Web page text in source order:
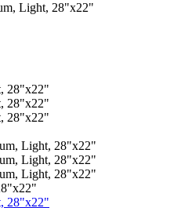
Light, 28"x22"